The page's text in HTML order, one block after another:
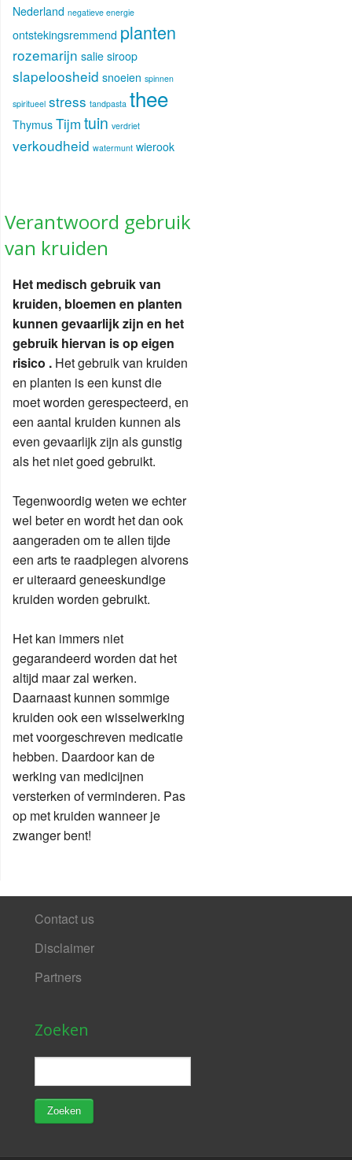
Nederland negatieve energie
ontstekingsremmend planten
rozemarijn salie siroop
slapeloosheid snoeien spinnen
spiritueel stress tandpasta thee
Thymus Tijm tuin verdriet
verkoudheid watermunt wierook
Verantwoord gebruik
van kruiden
Het medisch gebruik van
kruiden, bloemen en planten
kunnen gevaarlijk zijn en het
gebruik hiervan is op eigen
risico . Het gebruik van kruiden
en planten is een kunst die
moet worden gerespecteerd, en
een aantal kruiden kunnen als
even gevaarlijk zijn als gunstig
als het niet goed gebruikt.
Tegenwoordig weten we echter
wel beter en wordt het dan ook
aangeraden om te allen tijde
een arts te raadplegen alvorens
er uiteraard geneeskundige
kruiden worden gebruikt.
Het kan immers niet
gegarandeerd worden dat het
altijd maar zal werken.
Daarnaast kunnen sommige
kruiden ook een wisselwerking
met voorgeschreven medicatie
hebben. Daardoor kan de
werking van medicijnen
versterken of verminderen. Pas
op met kruiden wanneer je
zwanger bent!
Contact us
Disclaimer
Partners
Zoeken